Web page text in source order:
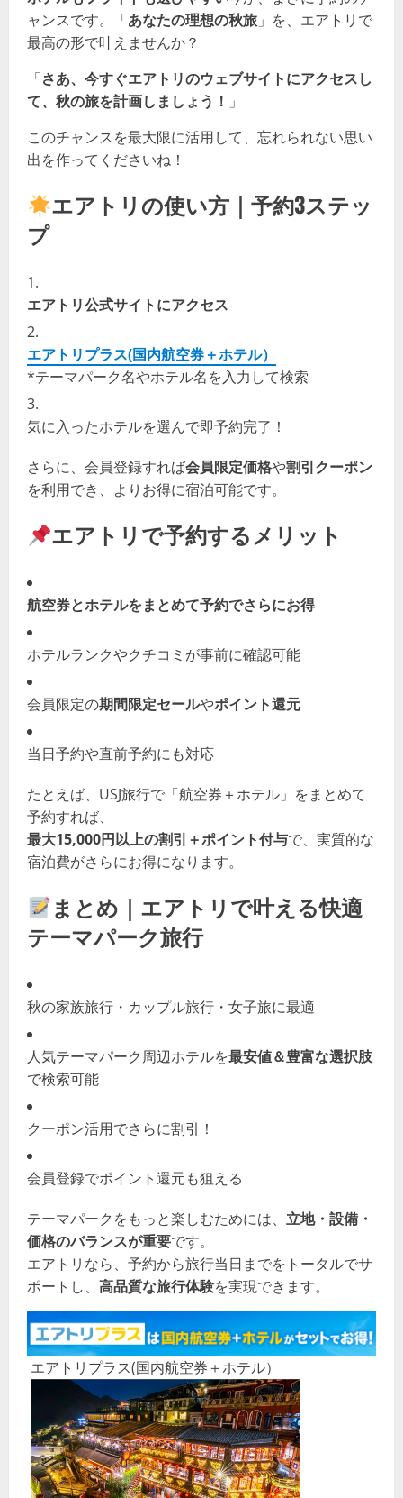
ャンスです。「あなたの理想の秋旅 」を、エアトリで
最高の形で叶えませんか？
「さあ、今すぐエアトリのウェブサイトにアクセスし
て、秋の旅を計画しましょう！ 」
このチャンスを最大限に活用して、忘れられない思い
出を作ってくださいね！
エアトリの使い方｜予約3ステッ
プ
エアトリ公式サイトにアクセス
エアトリプラス(国内航空券＋ホテル）
*テーマパーク名やホテル名を入力して検索
気に入ったホテルを選んで即予約完了！
さらに、会員登録すれば会員限定価格や割引クーポン
を利用でき、よりお得に宿泊可能です。
エアトリで予約するメリット
航空券とホテルをまとめて予約でさらにお得
ホテルランクやクチコミが事前に確認可能
会員限定の期間限定セールやポイント還元
当日予約や直前予約にも対応
たとえば、USJ旅行で「航空券＋ホテル」をまとめて
予約すれば、
最大15,000円以上の割引＋ポイント付与で、実質的な
宿泊費がさらにお得になります。
まとめ｜エアトリで叶える快適
テーマパーク旅行
秋の家族旅行・カップル旅行・女子旅に最適
人気テーマパーク周辺ホテルを最安値＆豊富な選択肢
で検索可能
クーポン活用でさらに割引！
会員登録でポイント還元も狙える
テーマパークをもっと楽しむためには、 立地・設備・
価格のバランスが重要です。
エアトリなら、予約から旅行当日までをトータルでサ
ポートし、 高品質な旅行体験を実現できます。
エアトリプラス(国内航空券＋ホテル）